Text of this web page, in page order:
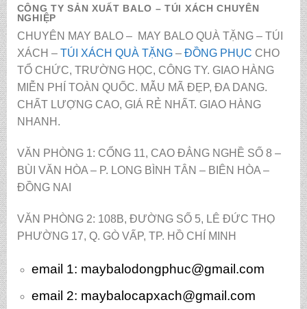
CÔNG TY SẢN XUẤT BALO – TÚI XÁCH CHUYÊN
NGHIỆP
CHUYÊN MAY BALO – MAY BALO QUÀ TẶNG – TÚI
XÁCH – TÚI XÁCH QUÀ TẶNG– ĐỒNG PHỤC CHO
TỔ CHỨC, TRƯỜNG HỌC, CÔNG TY. GIAO HÀNG
MIỄN PHÍ TOÀN QUỐC. MẪU MÃ ĐẸP, ĐA DANG.
CHẤT LƯỢNG CAO, GIÁ RẺ NHẤT. GIAO HÀNG
NHANH.
VĂN PHÒNG 1: CỔNG 11, CAO ĐẲNG NGHỀ SỐ 8 –
BÙI VĂN HÒA – P. LONG BÌNH TÂN – BIÊN HÒA –
ĐỒNG NAI
VĂN PHÒNG 2: 108B, ĐƯỜNG SỐ 5, LÊ ĐỨC THỌ
PHƯỜNG 17, Q. GÒ VẤP, TP. HỒ CHÍ MINH
email 1: maybalodongphuc@gmail.com
email 2: maybalocapxach@gmail.com